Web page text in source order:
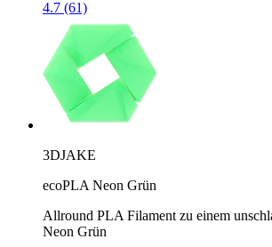
4.7 (61)
3DJAKE
ecoPLA Neon Grün
Allround PLA Filament zu einem
Neon Grün